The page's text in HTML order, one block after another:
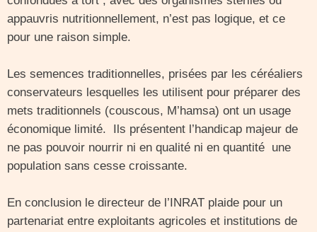
appauvris nutritionnellement, n’est pas logique, et ce
pour une raison simple.
Les semences traditionnelles, prisées par les céréaliers
conservateurs lesquelles les utilisent pour préparer des
mets traditionnels (couscous, M’hamsa) ont un usage
économique limité. Ils présentent l’handicap majeur de
ne pas pouvoir nourrir ni en qualité ni en quantité une
population sans cesse croissante.
En conclusion le directeur de l’INRAT plaide pour un
partenariat entre exploitants agricoles et institutions de